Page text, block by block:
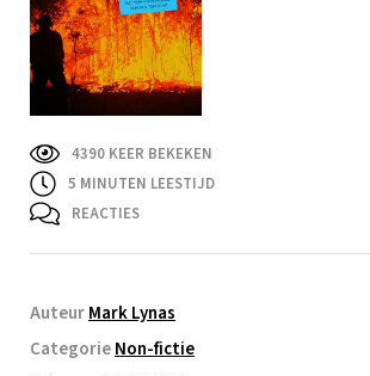
4390 KEER BEKEKEN
5 MINUTEN LEESTIJD
REACTIES
AuteurMark Lynas
CategorieNon-fictie